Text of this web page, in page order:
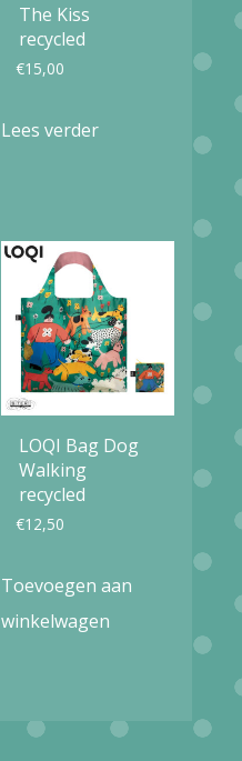
The Kiss
recycled
€15,00
Lees verder
LOQI Bag Dog
Walking
recycled
€12,50
Toevoegen aan
winkelwagen